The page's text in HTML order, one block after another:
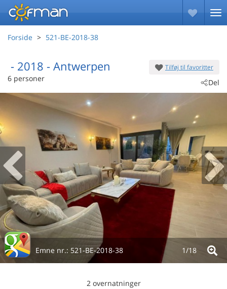
Forside 521-BE-2018-38
Tilføj til favoritter
Del
- 2018 - Antwerpen
6 personer
Emne nr.: 521-BE-2018-38 1/18
2 overnatninger